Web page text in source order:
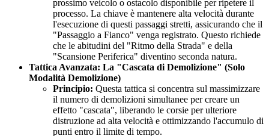
prossimo veicolo o ostacolo disponibile per ripetere il
processo. La chiave è mantenere alta velocità durante
l'esecuzione di questi passaggi stretti, assicurando che il
"Passaggio a Fianco" venga registrato. Questo richiede
che le abitudini del "Ritmo della Strada" e della
"Scansione Periferica" diventino seconda natura.
Tattica Avanzata: La "Cascata di Demolizione" (Solo
Modalità Demolizione)
Principio: Questa tattica si concentra sul massimizzare
il numero di demolizioni simultanee per creare un
effetto "cascata", liberando le corsie per ulteriore
distruzione ad alta velocità e ottimizzando l'accumulo di
punti entro il limite di tempo.